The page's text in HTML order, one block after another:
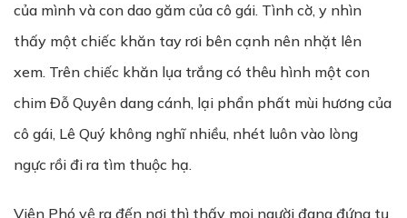
của mình và con dao găm của cô gái. Tình cờ, y nhìn
thấy một chiếc khăn tay rơi bên cạnh nên nhặt lên
xem. Trên chiếc khăn lụa trắng có thêu hình một con
chim Đỗ Quyên dang cánh, lại phẩn phất mùi hương của
cô gái, Lê Quý không nghĩ nhiều, nhét luôn vào lòng
ngực rồi đi ra tìm thuộc hạ.
Viên Phó vệ ra đến nơi thì thấy mọi người đang đứng tụ